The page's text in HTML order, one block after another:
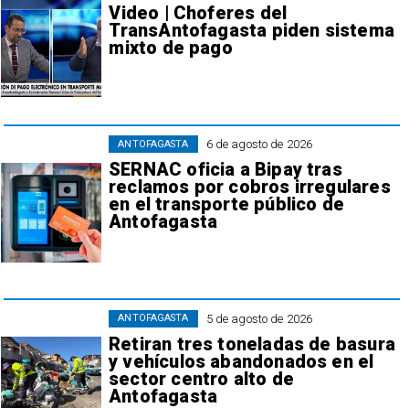
Video | Choferes del
TransAntofagasta piden sistema
mixto de pago
6 de agosto de 2026
SERNAC oficia a Bipay tras
reclamos por cobros irregulares
en el transporte público de
Antofagasta
ANTOFAGASTA
5 de agosto de 2026
Retiran tres toneladas de basura
y vehículos abandonados en el
sector centro alto de
Antofagasta
ANTOFAGASTA